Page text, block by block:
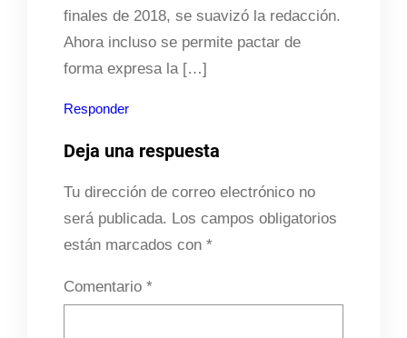
finales de 2018, se suavizó la redacción.
Ahora incluso se permite pactar de
forma expresa la […]
Responder
Deja una respuesta
Tu dirección de correo electrónico no
será publicada. Los campos obligatorios
están marcados con *
Comentario *